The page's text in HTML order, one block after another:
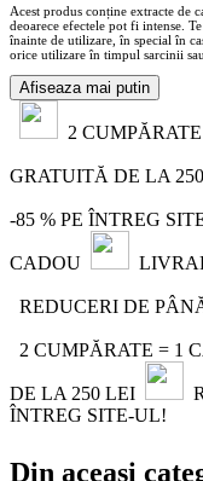
Acest produs conține extracte de
deoarece efectele pot fi intense.
înainte de utilizare, în special în
orice utilizare în timpul sarcinii
Afiseaza mai putin
2
GRATUITĂ DE LA
-85 % PE ÎNTREG
CADOU
REDUCERI DE
2 CUMPĂRATE = 1
DE LA 250 LEI
ÎNTREG SITE-UL!
Din aceași